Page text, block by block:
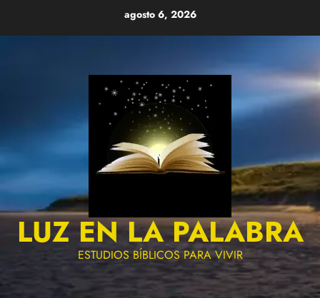
agosto 6, 2026
LUZ EN LA PALABRA
ESTUDIOS BÍBLICOS PARA VIVIR